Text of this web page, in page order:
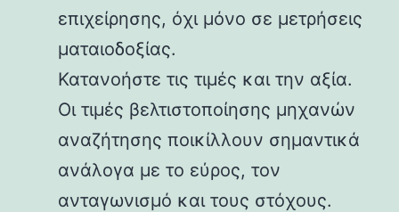
επιχείρησης, όχι μόνο σε μετρήσεις
ματαιοδοξίας.
Κατανοήστε τις τιμές και την αξία.
Οι τιμές βελτιστοποίησης μηχανών
αναζήτησης ποικίλλουν σημαντικά
ανάλογα με το εύρος, τον
ανταγωνισμό και τους στόχους.